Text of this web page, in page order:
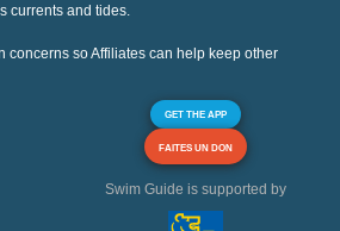
currents and tides.
concerns so Affiliates can help keep other
GET THE APP
FAITES UN DON
Swim Guide is supported by